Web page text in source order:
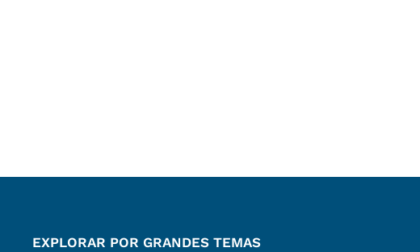
EXPLORAR POR GRANDES TEMAS